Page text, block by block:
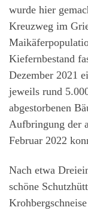
wurde hier
Kreuzweg im
Kiefernbestand
Dezember 2021
jeweils rund
abgestorbenen
Aufbringung der
Februar 2022
Nach etwa
schöne